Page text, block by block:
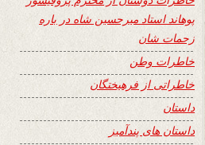
پوهاند استاد میرحسین شاه در باره
زحمات شان
خاطرات وطن
خاطراتی از فرهیختگان
داستان
داستان های پندآمیز